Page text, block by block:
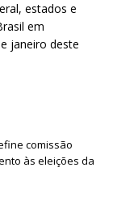
estados e
em
janeiro deste
comissão
às eleições da